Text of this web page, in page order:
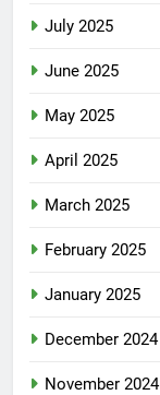
July 2025
June 2025
May 2025
April 2025
March 2025
February 2025
January 2025
December 2024
November 2024